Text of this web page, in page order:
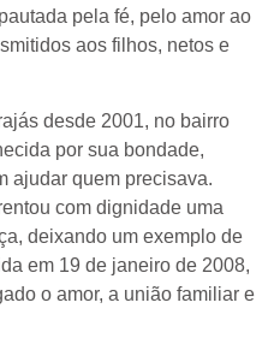
pela fé, pelo amor ao
aos filhos, netos e
desde 2001, no bairro
por sua bondade,
ajudar quem precisava.
com dignidade uma
deixando um exemplo de
em 19 de janeiro de 2008,
o amor, a união familiar e